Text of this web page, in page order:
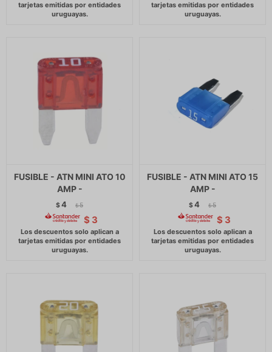
FUSIBLE - ATN MINI ATO 10
AMP -
$4 $ 5
$ 3
FUSIBLE - ATN MINI ATO 15
AMP -
$4 $ 5
$ 3